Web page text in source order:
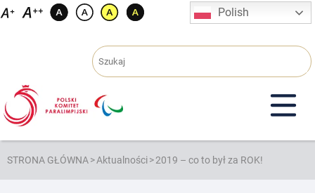
Przejdź
Polish
STRONA GŁÓWNA>Aktualności>2019 – co to był za ROK!